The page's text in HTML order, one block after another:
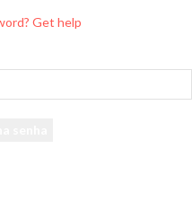
Get help